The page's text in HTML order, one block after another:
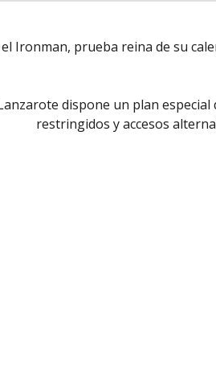
Ironman, prueba reina de su
dispone un plan
restringidos y accesos